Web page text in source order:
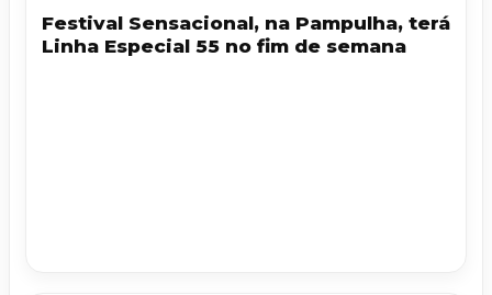
Festival Sensacional, na Pampulha, terá
Linha Especial 55 no fim de semana